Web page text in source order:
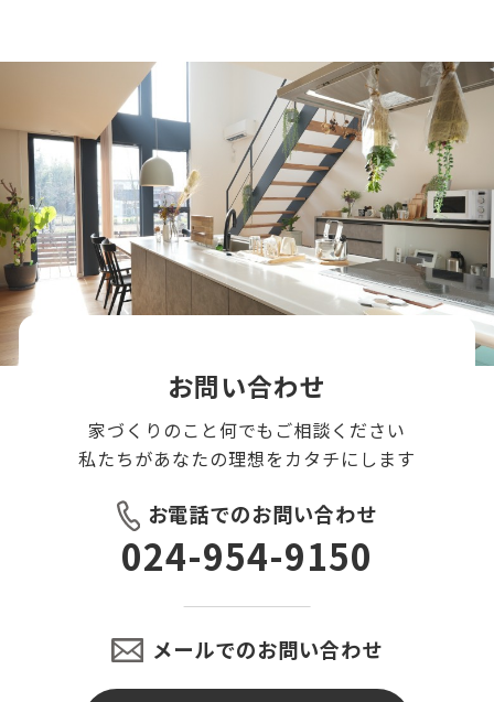
お問い合わせ
家づくりのこと何でもご相談ください
私たちがあなたの理想をカタチにします
お電話でのお問い合わせ
024-954-9150
メールでのお問い合わせ